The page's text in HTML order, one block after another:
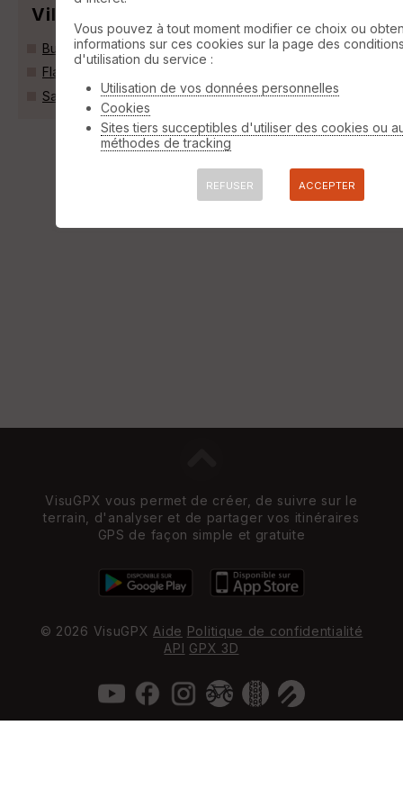
Villes
Buis-les-Baronnies (26170)
Flassan (84410)
Sault (84390)
VisuGPX vous permet de créer, de suivre sur le
terrain, d'analyser et de partager vos itinéraires
GPS de façon simple et gratuite
© 2026 VisuGPX Aide Politique de confidentialité
API GPX 3D
Vous pouvez à tout moment modifier ce choix ou
informations sur ces cookies sur la page des
d'utilisation du service :
Utilisation de vos données personnelles
Cookies
Sites tiers succeptibles d'utiliser des cookies ou
méthodes de tracking
REFUSER ACCEPTER